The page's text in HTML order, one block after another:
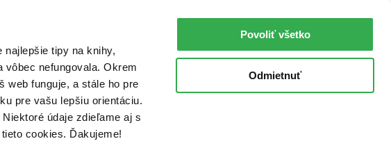
tipy na knihy,
vôbec nefungovala. Okrem
web funguje, a stále ho pre
pre vašu lepšiu orientáciu.
údaje zdieľame aj s
cookies. Ďakujeme!
Povoliť všetko
Odmietnuť